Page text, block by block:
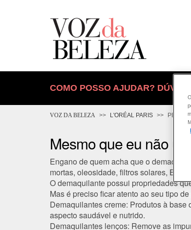
COMO POSSO AJUDAR?
VOZ DA BELEZA L'ORÉAL PARIS PELE
Mesmo que eu não
Engano de quem acha que o
mortas, oleosidade, filtros solares, BB
O demaquilante possui propriedades
Mas é preciso ficar atento ao seu tipo
Demaquilantes creme: Produtos à base
aspecto saudável e nutrido.
Demaquilantes lenços: Remove as